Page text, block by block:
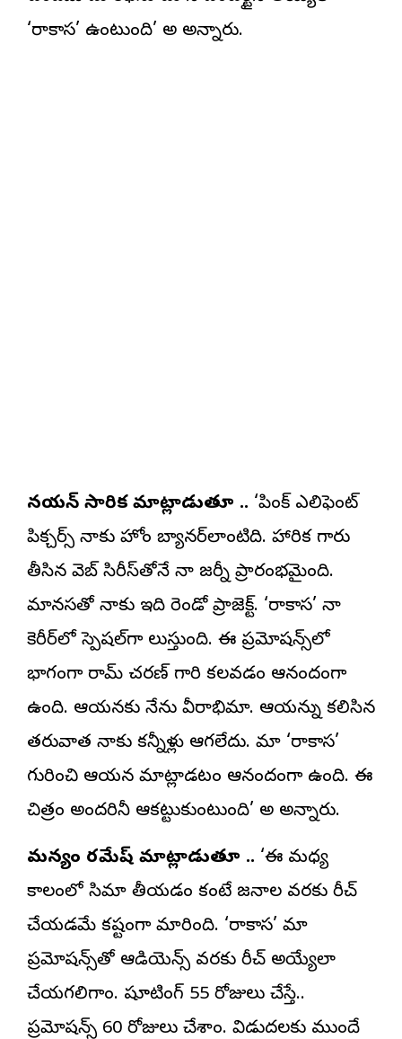
‘రాకాస’ ఉంటుంది’ అని అన్నారు.
నయన్ సారిక మాట్లాడుతూ .. ‘పింక్ ఎలిఫెంట్
పిక్చర్స్ నాకు హోం బ్యానర్‌లాంటిది. నిహారిక గారు
తీసిన వెబ్ సిరీస్‌తోనే నా జర్నీ ప్రారంభమైంది.
మానసతో నాకు ఇది రెండో ప్రాజెక్ట్. ‘రాకాస’ నా
కెరీర్‌లో స్పెషల్‌గా నిలుస్తుంది. ఈ ప్రమోషన్స్‌లో
భాగంగా రామ్ చరణ్ గారిని కలవడం ఆనందంగా
ఉంది. ఆయనకు నేను వీరాభిమానిని. ఆయన్ను కలిసిన
తరువాత నాకు కన్నీళ్లు ఆగలేదు. మా ‘రాకాస’
గురించి ఆయన మాట్లాడటం ఆనందంగా ఉంది. ఈ
చిత్రం అందరినీ ఆకట్టుకుంటుంది’ అని అన్నారు.
మన్యం రమేష్ మాట్లాడుతూ .. ‘ఈ మధ్య
కాలంలో సినిమా తీయడం కంటే జనాల వరకు రీచ్
చేయడమే కష్టంగా మారింది. ‘రాకాస’ని మా
ప్రమోషన్స్‌తో ఆడియెన్స్ వరకు రీచ్ అయ్యేలా
చేయగలిగాం. షూటింగ్ 55 రోజులు చేస్తే..
ప్రమోషన్స్ 60 రోజులు చేశాం. విడుదలకు ముందే